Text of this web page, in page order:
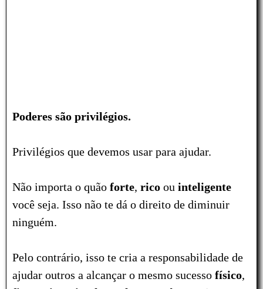
Poderes são privilégios.
Privilégios que devemos usar para ajudar.
Não importa o quão forte, rico ou inteligente
você seja. Isso não te dá o direito de diminuir
ninguém.
Pelo contrário, isso te cria a responsabilidade de
ajudar outros a alcançar o mesmo sucesso físico,